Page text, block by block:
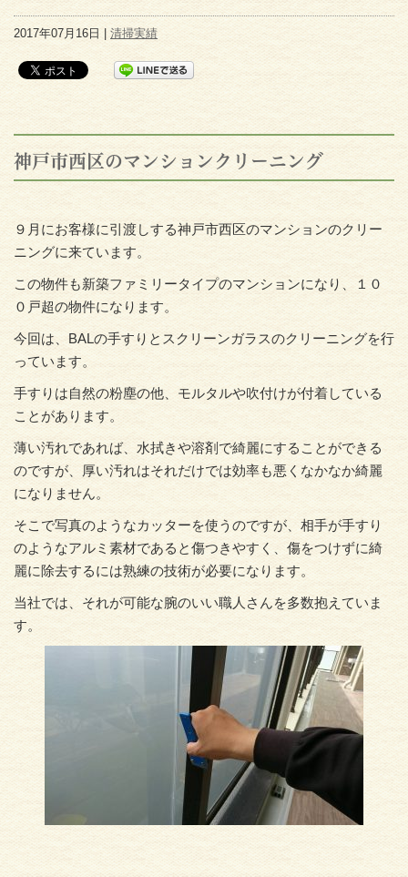
2017年07月16日 | 清掃実績
神戸市西区のマンションクリーニング
９月にお客様に引渡しする神戸市西区のマンションのクリー
ニングに来ています。
この物件も新築ファミリータイプのマンションになり、１０
０戸超の物件になります。
今回は、BALの手すりとスクリーンガラスのクリーニングを行
っています。
手すりは自然の粉塵の他、モルタルや吹付けが付着している
ことがあります。
薄い汚れであれば、水拭きや溶剤で綺麗にすることができる
のですが、厚い汚れはそれだけでは効率も悪くなかなか綺麗
になりません。
そこで写真のようなカッターを使うのですが、相手が手すり
のようなアルミ素材であると傷つきやすく、傷をつけずに綺
麗に除去するには熟練の技術が必要になります。
当社では、それが可能な腕のいい職人さんを多数抱えていま
す。